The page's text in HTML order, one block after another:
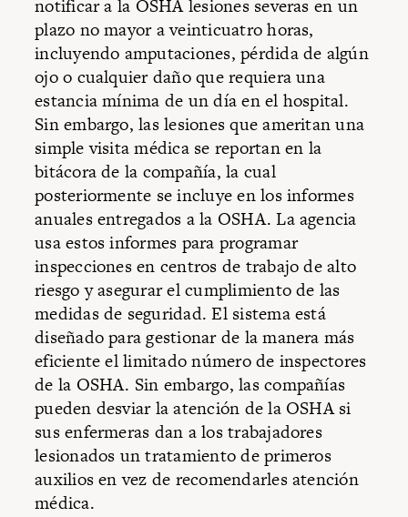
notificar a la OSHA lesiones severas en un
plazo no mayor a veinticuatro horas,
incluyendo amputaciones, pérdida de algún
ojo o cualquier daño que requiera una
estancia mínima de un día en el hospital.
Sin embargo, las lesiones que ameritan una
simple visita médica se reportan en la
bitácora de la compañía, la cual
posteriormente se incluye en los informes
anuales entregados a la OSHA. La agencia
usa estos informes para programar
inspecciones en centros de trabajo de alto
riesgo y asegurar el cumplimiento de las
medidas de seguridad. El sistema está
diseñado para gestionar de la manera más
eficiente el limitado número de inspectores
de la OSHA. Sin embargo, las compañías
pueden desviar la atención de la OSHA si
sus enfermeras dan a los trabajadores
lesionados un tratamiento de primeros
auxilios en vez de recomendarles atención
médica.